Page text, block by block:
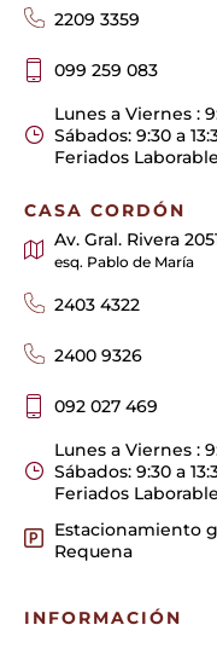
2209 3359
099 259 083
Lunes a Viernes :
Sábados: 9:30 a
Feriados
CASA CORDÓN
Av. Gral. Rivera
esq. Pablo de María
2403 4322
2400 9326
092 027 469
Lunes a Viernes :
Sábados: 9:30 a
Feriados
Estacionamiento
Requena
INFORMACIÓN